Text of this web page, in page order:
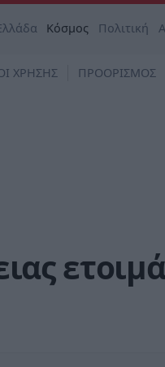
Κόσμος Πολιτική
ΧΡΗΣΗΣ ΠΡΟΟΡΙΣΜΟΣ